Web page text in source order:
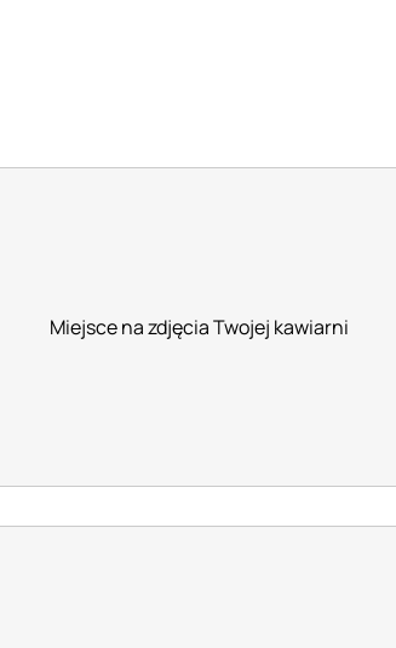
Miejsce na zdjęcia Twojej kawiarni